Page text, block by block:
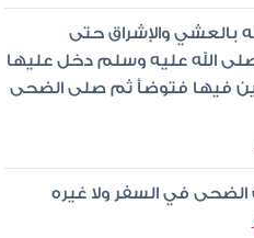
بالعشي والإشراق حتى
الله عليه وسلم دخل عليها
فيها فتوضأ ثم صلى الضحى
الضحى في السفر ولا غيره